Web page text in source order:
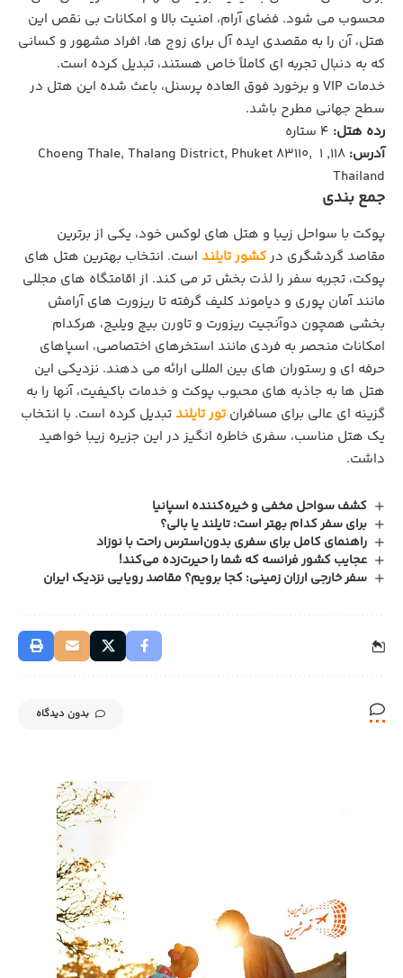
محسوب می شود. فضای آرام، امنیت بالا و امکانات بی‌ نقص این
هتل، آن را به مقصدی ایده‌ آل برای زوج‌ ها، افراد مشهور و کسانی
که به دنبال تجربه ‌ای کاملاً خاص هستند، تبدیل کرده است.
خدمات VIP و برخورد فوق‌ العاده پرسنل، باعث شده این هتل در
سطح جهانی مطرح باشد.
رده هتل:
آدرس:
118, 1 Choeng Thale, Thalang District, Phuket 83110,
Thailand
جمع بندی
پوکت با سواحل زیبا و هتل ‌های لوکس خود، یکی از برترین
مقاصد گردشگری درکشور تایلند است. انتخاب بهترین هتل ‌های
پوکت، تجربه سفر را لذت‌ بخش ‌تر می‌ کند. از اقامتگاه‌ های مجللی
مانند آمان پوری و دیاموند کلیف گرفته تا ریزورت‌ های آرامش
‌بخشی همچون دوآنجیت ریزورت و تاورن بیچ ویلیج، هرکدام
امکانات منحصر به ‌فردی مانند استخرهای اختصاصی، اسپاهای
حرفه ‌ای و رستوران‌ های بین ‌المللی ارائه می ‌دهند. نزدیکی این
هتل‌ ها به جاذبه‌ های محبوب پوکت و خدمات باکیفیت، آنها را به
گزینه‌ ای عالی برای مسافرانتور تایلندتبدیل کرده است. با انتخاب
یک هتل مناسب، سفری خاطره‌ انگیز در این جزیره زیبا خواهید
داشت.
کشف سواحل مخفی و خیره‌کننده اسپانیا
برای سفر کدام بهتر است: تایلند یا بالی؟
راهنمای کامل برای سفری بدون‌استرس راحت با نوزاد
عجایب کشور فرانسه که شما را حیرت‌زده می‌کند!
سفر خارجی ارزان زمینی: کجا برویم؟ مقاصد رویایی نزدیک ایران
بدون دیدگاه